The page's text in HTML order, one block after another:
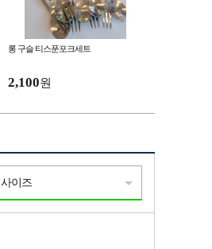
롱 구슬 티스푼포크세트
2,100원
사이즈